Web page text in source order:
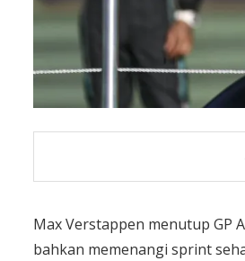
Max Verstappen menutup GP
bahkan memenangi sprint